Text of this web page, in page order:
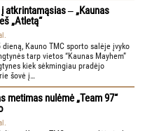
atkrintamąsias ‒ „Kaunas
„Atletą“
Kauno TMC sporto salėje įvyko
tarp vietos “Kaunas Mayhem”
kiek sėkmingiau pradėjo
šovė į…
metimas nulėmė „Team 97“